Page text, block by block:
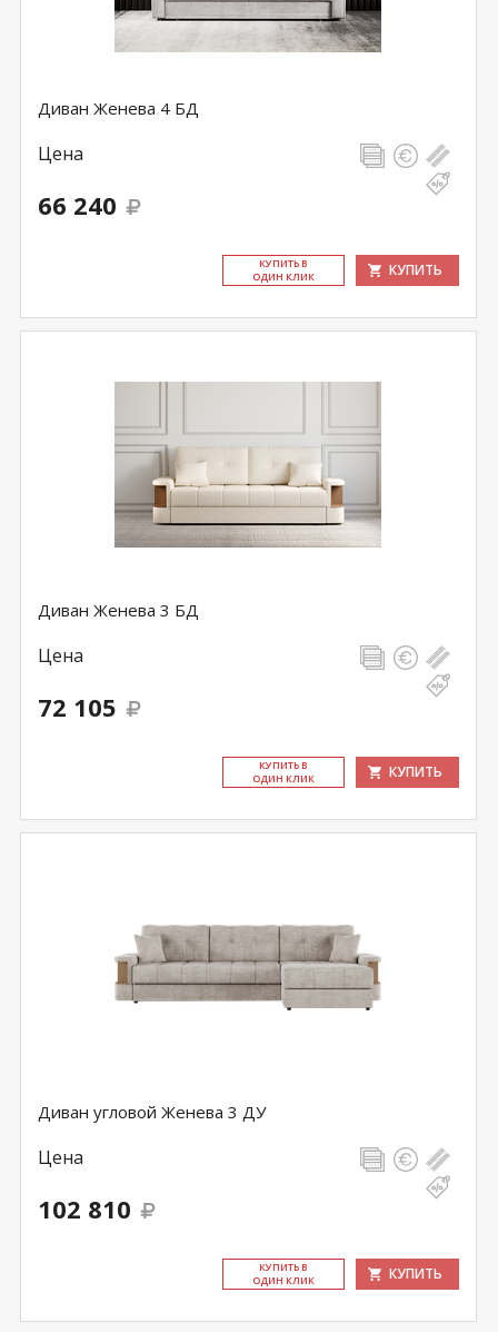
Диван Женева 4 БД
Цена
66 240
КУ­ПИТЬ В
ОДИН КЛИК
КУПИТЬ
Диван Женева 3 БД
Цена
72 105
КУ­ПИТЬ В
ОДИН КЛИК
КУПИТЬ
Диван угловой Женева 3 ДУ
Цена
102 810
КУ­ПИТЬ В
ОДИН КЛИК
КУПИТЬ